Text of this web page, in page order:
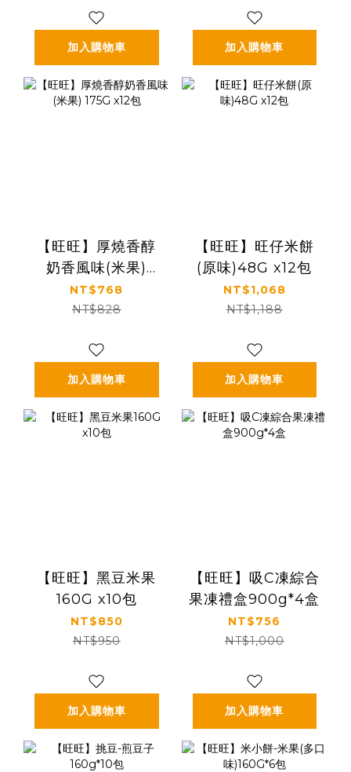
加入購物車 加入購物車
【旺旺】厚燒香醇
奶香風味(米果)
175G x12包
NT$768
NT$828
加入購物車
【旺旺】旺仔米餅
(原味)48G x12包
NT$1,068
NT$1,188
加入購物車
【旺旺】黑豆米果
160G x10包
NT$850
NT$950
加入購物車
【旺旺】吸C凍綜合
果凍禮盒900g*4盒
NT$756
NT$1,000
加入購物車